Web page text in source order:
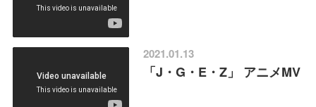
2021.01.13
「J・G・E・Z」 アニメMV